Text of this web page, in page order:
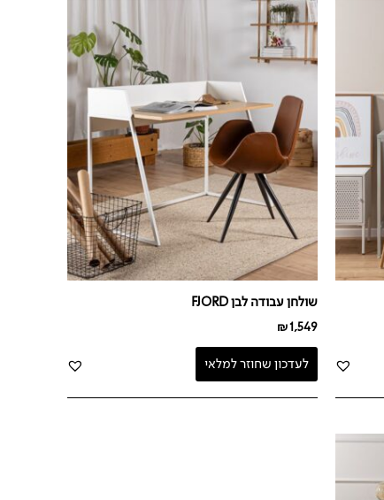
שולחן עבודה לבן FJORD
₪1,549
לעדכון שחוזר למלאי